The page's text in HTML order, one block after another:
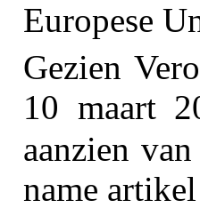
Europese
Gezien
10 maart
aanzien
name